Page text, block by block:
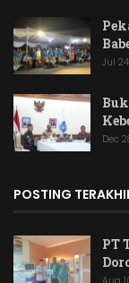
Jul
Dec
POSTING
PT